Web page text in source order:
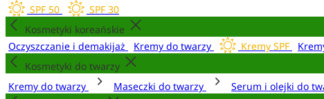
SPF 50
SPF 30
Kosmetyki koreańskie
Oczyszczanie i demakijaż
Kremy do twarzy Kremy SPF
Kosmetyki do twarzy
Kremy do twarzy
Maseczki do twarzy Serum i olejki do